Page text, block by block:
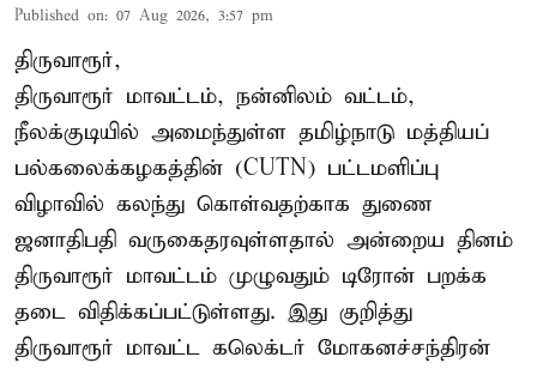
Published on: 07 Aug 2026, 3:57 pm
திருவாரூர்,
திருவாரூர் மாவட்டம், நன்னிலம் வட்டம்,
நீலக்குடியில் அமைந்துள்ள தமிழ்நாடு மத்தியப்
பல்கலைக்கழகத்தின் (CUTN) பட்டமளிப்பு
விழாவில் கலந்து கொள்வதற்காக துணை
ஜனாதிபதி வருகைதரவுள்ளதால் அன்றைய தினம்
திருவாரூர் மாவட்டம் முழுவதும் டிரோன் பறக்க
தடை விதிக்கப்பட்டுள்ளது. இது குறித்து
திருவாரூர் மாவட்ட கலெக்டர் மோகனச்சந்திரன்